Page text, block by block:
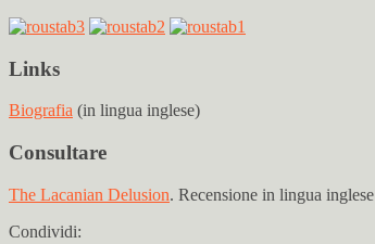
Links
Biografia (in lingua inglese)
Consultare
The Lacanian Delusion. Recensione in lingua
Condividi: